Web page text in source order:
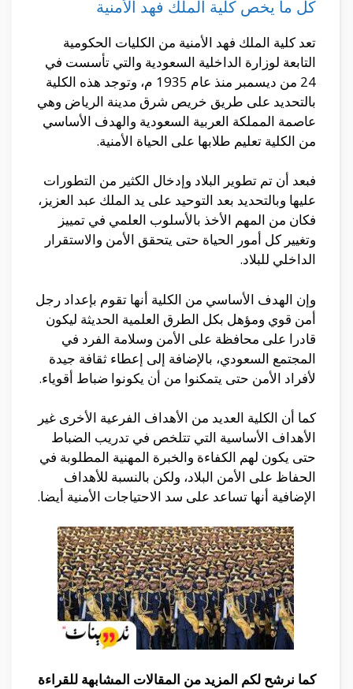
كل ما يخص كلية الملك فهد الأمنية
تعد كلية الملك فهد الأمنية من الكليات الحكومية
التابعة لوزارة الداخلية السعودية والتي تأسست في
24 من ديسمبر منذ عام 1935 م، وتوجد هذه الكلية
بالتحديد على طريق خريص شرق مدينة الرياض وهي
عاصمة المملكة العربية السعودية والهدف الأساسي
من الكلية تعليم طلابها على الحياة الأمنية.
فبعد أن تم تطوير البلاد وإدخال الكثير من التطورات
عليها وبالتحديد بعد التوحيد على يد الملك عبد العزيز،
فكان من المهم الأخذ بالأسلوب العلمي في تمييز
وتغيير كل أمور الحياة حتى يتحقق الأمن والاستقرار
الداخلي للبلاد.
وإن الهدف الأساسي من الكلية أنها تقوم بإعداد رجل
أمن قوي ومؤهل بكل الطرق العلمية الحديثة ليكون
قادرا على محافظة على الأمن وسلامة الفرد في
المجتمع السعودي، بالإضافة إلى إعطاء ثقافة جيدة
لأفراد الأمن حتى يتمكنوا من أن يكونوا ضباط أقوياء.
كما أن الكلية العديد من الأهداف الفرعية الأخرى غير
الأهداف الأساسية التي تتلخص في تدريب الضباط
حتى يكون لهم الكفاءة والخبرة المهنية المطلوبة في
الحفاظ على الأمن البلاد، ولكن بالنسبة للأهداف
الإضافية أنها تساعد على سد الاحتياجات الأمنية أيضا.
كما نرشح لكم المزيد من المقالات المشابهة للقراءة